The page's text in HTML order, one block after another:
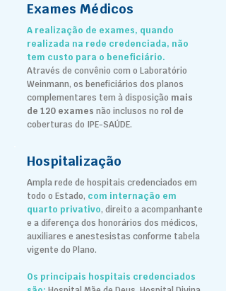
Exames Médicos
A realização de exames, quando
realizada na rede credenciada, não
tem custo para o beneficiário.
Através de convênio com o Laboratório
Weinmann, os beneficiários dos planos
complementares tem à disposição mais
de 120 exames não inclusos no rol de
coberturas do IPE-SAÚDE.
Hospitalização
Ampla rede de hospitais credenciados em
todo o Estado, com internação em
quarto privativo, direito a acompanhante
e a diferença dos honorários dos médicos,
auxiliares e anestesistas conforme tabela
vigente do Plano.
Os principais hospitais credenciados